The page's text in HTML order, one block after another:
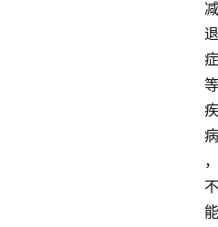
减
退
症
等
疾
病
，
不
能